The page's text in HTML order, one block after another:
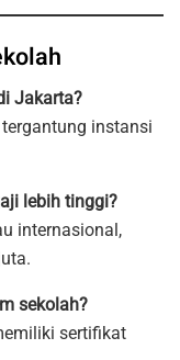
Jakarta?
instansi
lebih tinggi?
internasional,
sekolah?
sertifikat